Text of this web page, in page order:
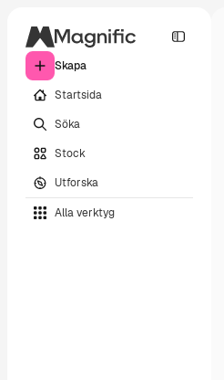
Skapa
Startsida
Söka
Stock
Utforska
Alla verktyg